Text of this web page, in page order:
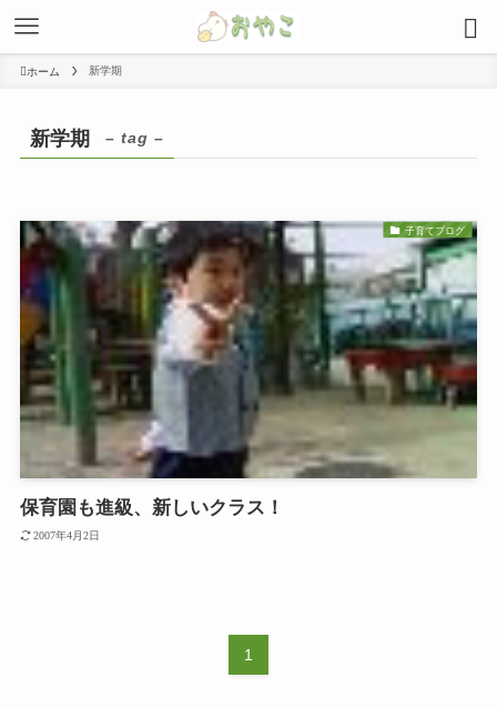
ホーム 新学期
新学期 – tag –
子育てブログ
保育園も進級、新しいクラス！
2007年4月2日
1